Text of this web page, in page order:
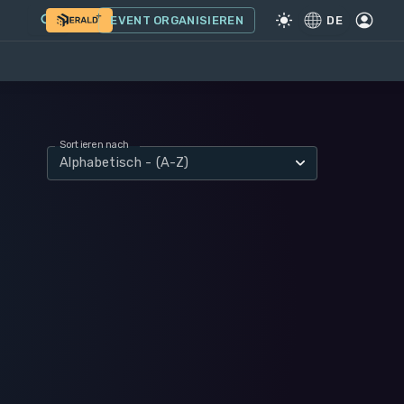
EVENT ORGANISIEREN DE
Sortieren nach
Alphabetisch - (A-Z)